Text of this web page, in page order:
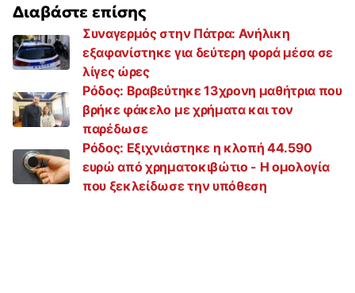
Διαβάστε επίσης
Συναγερμός στην Πάτρα: Ανήλικη
εξαφανίστηκε για δεύτερη φορά μέσα σε
λίγες ώρες
Ρόδος: Βραβεύτηκε 13χρονη μαθήτρια που
βρήκε φάκελο με χρήματα και τον
παρέδωσε
Ρόδος: Εξιχνιάστηκε η κλοπή 44.590
ευρώ από χρηματοκιβώτιο - Η ομολογία
που ξεκλείδωσε την υπόθεση